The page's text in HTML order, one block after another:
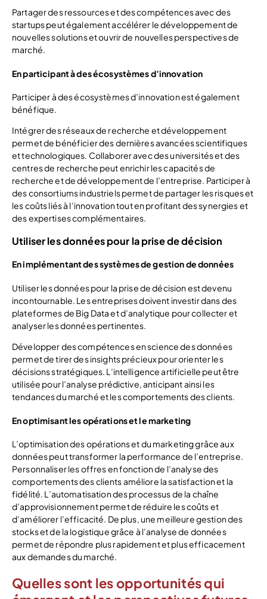
Partager des ressources et des compétences avec des
startups peut également accélérer le développement de
nouvelles solutions et ouvrir de nouvelles perspectives de
marché.
En participant à des écosystèmes d’innovation
Participer à des écosystèmes d’innovation est également
bénéfique.
Intégrer des réseaux de recherche et développement
permet de bénéficier des dernières avancées scientifiques
et technologiques. Collaborer avec des universités et des
centres de recherche peut enrichir les capacités de
recherche et de développement de l’entreprise. Participer à
des consortiums industriels permet de partager les risques et
les coûts liés à l’innovation tout en profitant des synergies et
des expertises complémentaires.
Utiliser les données pour la prise de décision
En implémentant des systèmes de gestion de données
Utiliser les données pour la prise de décision est devenu
incontournable. Les entreprises doivent investir dans des
plateformes de Big Data et d’analytique pour collecter et
analyser les données pertinentes.
Développer des compétences en science des données
permet de tirer des insights précieux pour orienter les
décisions stratégiques. L’intelligence artificielle peut être
utilisée pour l’analyse prédictive, anticipant ainsi les
tendances du marché et les comportements des clients.
En optimisant les opérations et le marketing
L’optimisation des opérations et du marketing grâce aux
données peut transformer la performance de l’entreprise.
Personnaliser les offres en fonction de l’analyse des
comportements des clients améliore la satisfaction et la
fidélité. L’automatisation des processus de la chaîne
d’approvisionnement permet de réduire les coûts et
d’améliorer l’efficacité. De plus, une meilleure gestion des
stocks et de la logistique grâce à l’analyse de données
permet de répondre plus rapidement et plus efficacement
aux demandes du marché.
Quelles sont les opportunités qui